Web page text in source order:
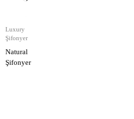
Luxury
Şifonyer
Natural
Şifonyer